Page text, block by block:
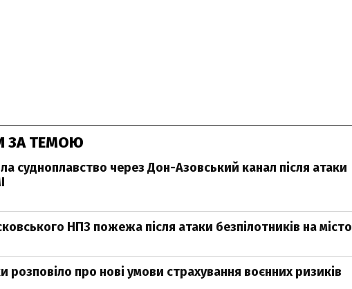
ЗА ТЕМОЮ
судноплавство через Дон-Азовський канал після атаки
НПЗ пожежа після атаки безпілотників на місто
розповіло про нові умови страхування воєнних ризиків